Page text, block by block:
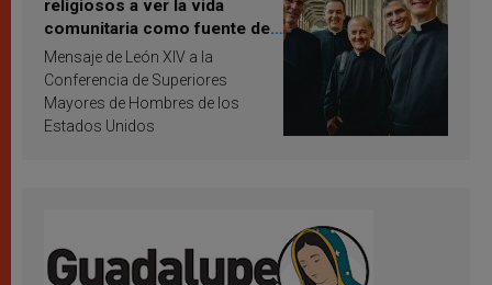
religiosos a ver la vida
comunitaria como fuente de
inspiración y santificación
Mensaje de León XIV a la
Conferencia de Superiores
Mayores de Hombres de los
Estados Unidos